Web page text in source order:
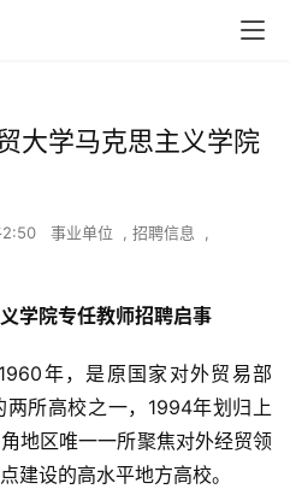
大学马克思主义学院
2:50 事业单位 , 招聘信息
,
学院专任教师招聘启事
年，是原国家对外贸易部
两所高校之一，1994年划归上
地区唯一一所聚焦对外经贸领
建设的高水平地方高校。